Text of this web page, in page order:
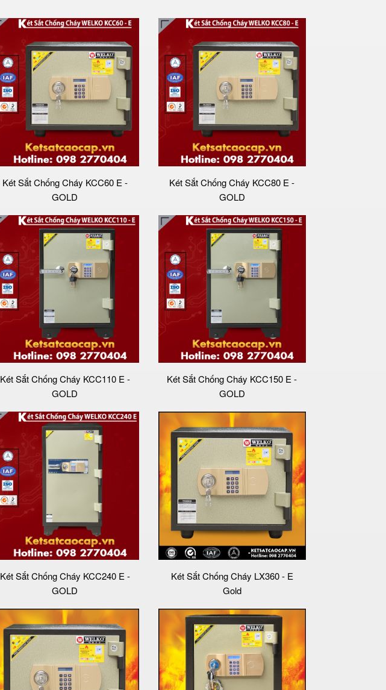
Két Sắt Chống Cháy KCC60 E -
GOLD
Két Sắt Chống Cháy KCC80 E -
GOLD
Két Sắt Chống Cháy KCC110 E -
GOLD
Két Sắt Chống Cháy KCC150 E -
GOLD
Két Sắt Chống Cháy KCC240 E -
GOLD
Két Sắt Chống Cháy LX360 - E
Gold